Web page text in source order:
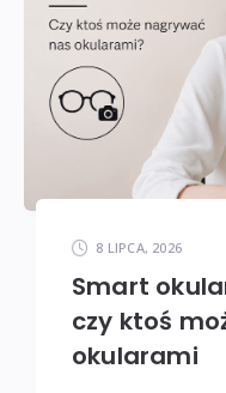
8 LIPCA, 2026
Smart
czy ktoś
okularami